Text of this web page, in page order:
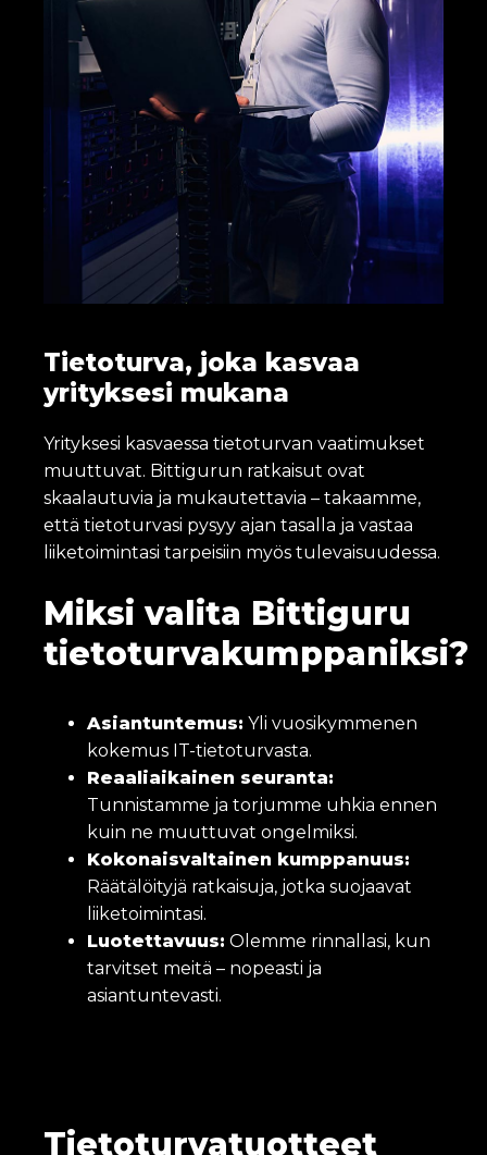
Tietoturva, joka kasvaa
yrityksesi mukana
Yrityksesi kasvaessa tietoturvan vaatimukset
muuttuvat. Bittigurun ratkaisut ovat
skaalautuvia ja mukautettavia – takaamme,
että tietoturvasi pysyy ajan tasalla ja vastaa
liiketoimintasi tarpeisiin myös tulevaisuudessa.
Miksi valita Bittiguru
tietoturvakumppaniksi?
Asiantuntemus: Yli vuosikymmenen
kokemus IT-tietoturvasta.
Reaaliaikainen seuranta:
Tunnistamme ja torjumme uhkia ennen
kuin ne muuttuvat ongelmiksi.
Kokonaisvaltainen kumppanuus:
Räätälöityjä ratkaisuja, jotka suojaavat
liiketoimintasi.
Luotettavuus: Olemme rinnallasi, kun
tarvitset meitä – nopeasti ja
asiantuntevasti.
Tietoturvatuotteet